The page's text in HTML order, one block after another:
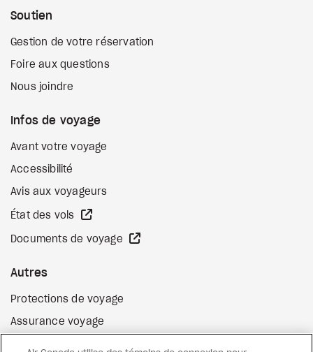
Soutien
Gestion de votre réservation
Foire aux questions
Nous joindre
Infos de voyage
Avant votre voyage
Accessibilité
Avis aux voyageurs
État des vols
Documents de voyage
Autres
Protections de voyage
Assurance voyage